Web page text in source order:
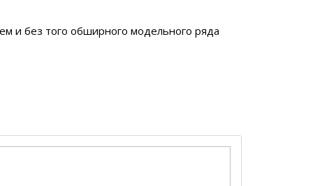
и без того обширного модельного ряда